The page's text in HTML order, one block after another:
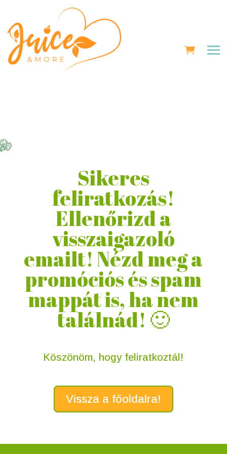
Sikeres
feliratkozás!
Ellenőrizd a
visszaigazoló
emailt! Nézd meg a
promóciós és spam
mappát is, ha nem
találnád! 🙂
Köszönöm, hogy feliratkoztál!
Vissza a főoldalra!